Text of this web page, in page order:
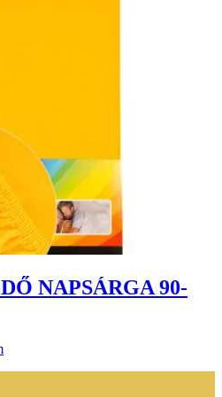
NAPSÁRGA 90-